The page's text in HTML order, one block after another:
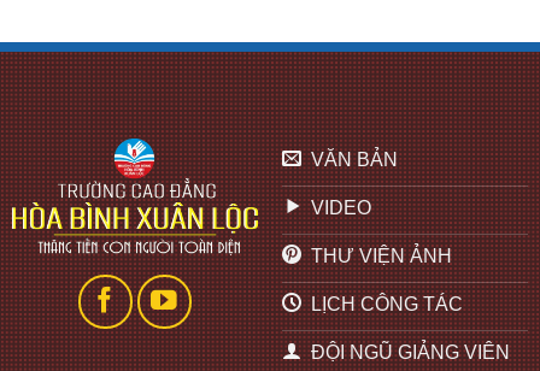
VĂN BẢN
VIDEO
THƯ VIỆN ẢNH
LỊCH CÔNG TÁC
ĐỘI NGŨ GIẢNG VIÊN